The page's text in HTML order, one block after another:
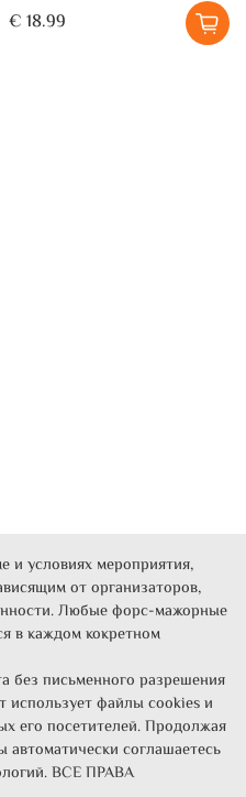
€ 18.99
и условиях мероприятия,
от организаторов,
Любые форс-мажорные
в каждом кокретном
без письменного разрешения
использует файлы cookies и
его посетителей. Продолжая
соглашаетесь
ВСЕ ПРАВА